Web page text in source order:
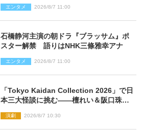
エンタメ 2026/8/7 11:00
石橋静河主演の朝ドラ『ブラッサム』ポ
スター解禁 語りはNHK三條雅幸アナ
エンタメ 2026/8/7 11:00
「Tokyo Kaidan Collection 2026」で日
本三大怪談に挑む――檀れい＆阪口珠美
演劇 2026/8/7 10:30